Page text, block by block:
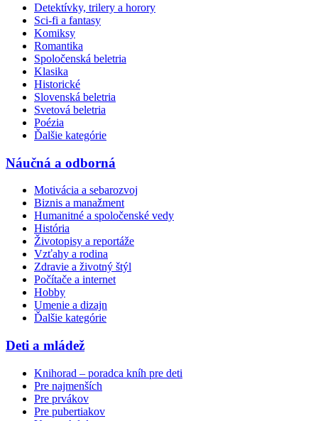
Detektívky, trilery a horory
Sci-fi a fantasy
Komiksy
Romantika
Spoločenská beletria
Klasika
Historické
Slovenská beletria
Svetová beletria
Poézia
Ďalšie kategórie
Náučná a odborná
Motivácia a sebarozvoj
Biznis a manažment
Humanitné a spoločenské vedy
História
Životopisy a reportáže
Vzťahy a rodina
Zdravie a životný štýl
Počítače a internet
Hobby
Umenie a dizajn
Ďalšie kategórie
Deti a mládež
Knihorad – poradca kníh pre deti
Pre najmenších
Pre prvákov
Pre pubertiakov